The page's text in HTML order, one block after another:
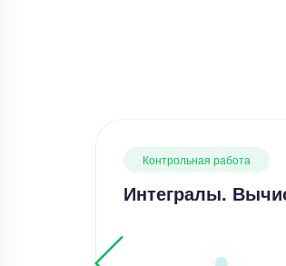
Контрольная работа
Интегралы.